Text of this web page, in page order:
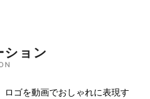
ション
ロゴを動画でおしゃれに表現す